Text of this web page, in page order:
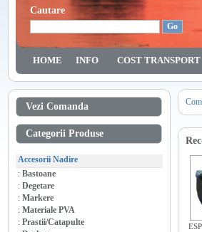
Cautare
HOME INFO COST TRANSPORT
Vezi Comanda
Categorii Produse
Accesorii Nadire
: Bastoane
: Degetare
: Markere
: Materiale PVA
: Prastii/Catapulte